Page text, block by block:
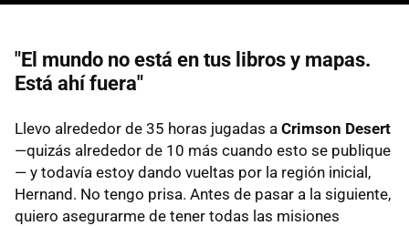
"El mundo no está en tus libros y mapas.
Está ahí fuera"
Llevo alrededor de 35 horas jugadas a Crimson Desert
—quizás alrededor de 10 más cuando esto se publique
— y todavía estoy dando vueltas por la región inicial,
Hernand. No tengo prisa. Antes de pasar a la siguiente,
quiero asegurarme de tener todas las misiones